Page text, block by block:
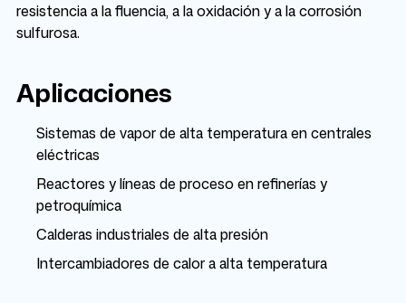
resistencia a la fluencia, a la oxidación y a la corrosión
sulfurosa.
Aplicaciones
Sistemas de vapor de alta temperatura en centrales
eléctricas
Reactores y líneas de proceso en refinerías y
petroquímica
Calderas industriales de alta presión
Intercambiadores de calor a alta temperatura